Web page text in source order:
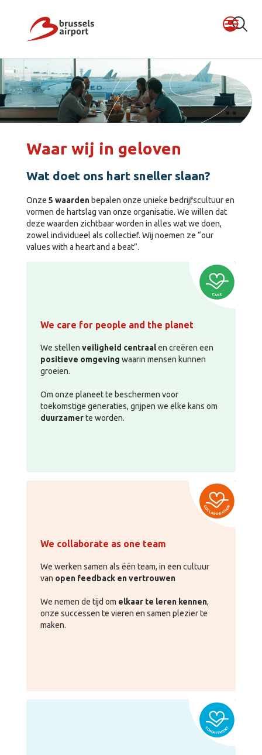
Waar wij in geloven
Wat doet ons hart sneller slaan?
Onze 5 waardenbepalen onze unieke bedrijfscultuur en
vormen de hartslag van onze organisatie. We willen dat
deze waarden zichtbaar worden in alles wat we doen,
zowel individueel als collectief. Wij noemen ze “our
values with a heart and a beat”.
We care for people and the planet
We stellen veiligheid centraalen creëren een
positieve omgeving waarin mensen kunnen
groeien.
Om onze planeet te beschermen voor
toekomstige generaties, grijpen we elke kans om
duurzamerte worden.
We collaborate as one team
We werken samen als één team, in een cultuur
van open feedback en vertrouwen
We nemen de tijd om elkaar te leren kennen,
onze successen te vieren en samen plezier te
maken.